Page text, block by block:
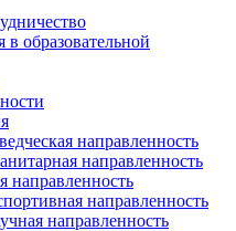
образовательной
направленность
направленность
направленность
направленность
направленность